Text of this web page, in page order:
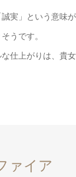
実」という意味
うです。
仕上がりは、貴
ァイア